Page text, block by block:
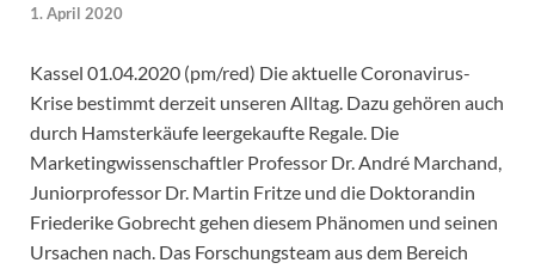
1. April 2020
Kassel 01.04.2020 (pm/red) Die aktuelle Coronavirus-
Krise bestimmt derzeit unseren Alltag. Dazu gehören auch
durch Hamsterkäufe leergekaufte Regale. Die
Marketingwissenschaftler Professor Dr. André Marchand,
Juniorprofessor Dr. Martin Fritze und die Doktorandin
Friederike Gobrecht gehen diesem Phänomen und seinen
Ursachen nach. Das Forschungsteam aus dem Bereich